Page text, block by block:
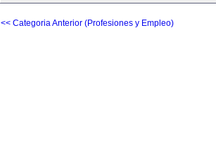
<< Categoria Anterior (Profesiones y Empleo)